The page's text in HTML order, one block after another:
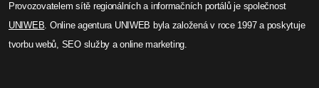
Provozovatelem sítě regionálních a informačních portálů je společnost
UNIWEB. Online agentura UNIWEB byla založená v roce 1997 a poskytuje
tvorbu webů, SEO služby a online marketing.